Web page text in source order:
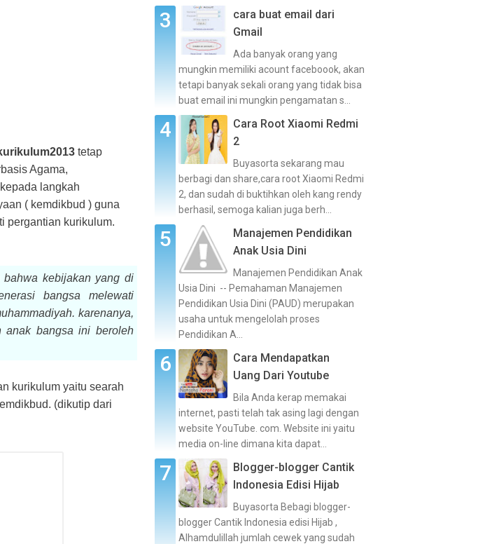
tetap
Agama,
langkah
( kemdikbud ) guna
pergantian kurikulum.
bahwa kebijakan yang di
bangsa melewati
karenanya,
anak bangsa ini beroleh
kurikulum yaitu searah
(dikutip dari
cara buat email dari
Gmail
Ada banyak orang yang
mungkin memiliki acount faceboook, akan
tetapi banyak sekali orang yang tidak bisa
buat email ini mungkin pengamatan s...
Cara Root Xiaomi Redmi
2
Buyasorta sekarang mau
berbagi dan share,cara root Xiaomi Redmi
2, dan sudah di buktihkan oleh kang rendy
berhasil, semoga kalian juga berh...
Manajemen Pendidikan
Anak Usia Dini
Manajemen Pendidikan Anak
Usia Dini -- Pemahaman Manajemen
Pendidikan Usia Dini (PAUD) merupakan
usaha untuk mengelolah proses
Pendidikan A...
Cara Mendapatkan
Uang Dari Youtube
Bila Anda kerap memakai
internet, pasti telah tak asing lagi dengan
website YouTube. com. Website ini yaitu
media on-line dimana kita dapat...
Blogger-blogger Cantik
Indonesia Edisi Hijab
Buyasorta Bebagi blogger-
blogger Cantik Indonesia edisi Hijab ,
Alhamdulillah jumlah cewek yang sudah